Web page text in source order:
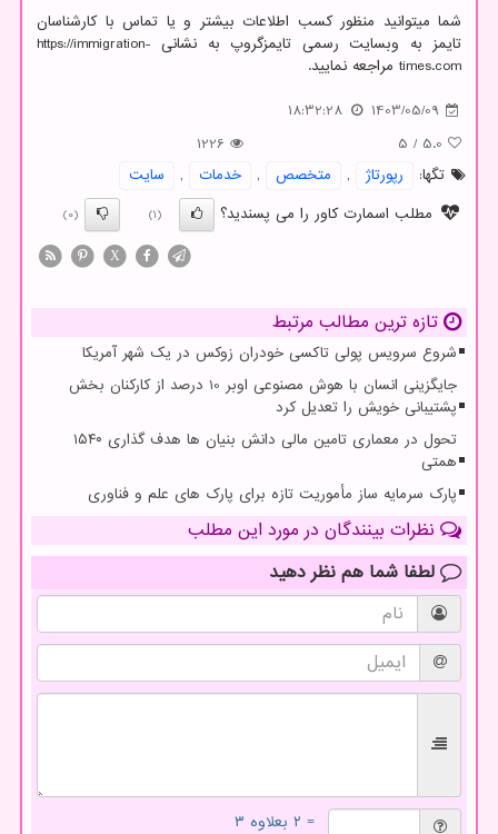
شما میتوانید منظور کسب اطلاعات بیشتر و یا تماس با کارشناسان
تایمز به وبسایت رسمی تایمزگروپ به نشانی https://immigration-
times.com مراجعه نمایید.
1403/05/09
18:32:28
5.0
/
5
1226
تگها:
رپورتاژ , متخصص , خدمات ,
سایت
مطلب اسمارت کاور را می پسندید؟
(1)
(0)
X
تازه ترین مطالب مرتبط
شروع سرویس پولی تاکسی خودران زوکس در یک شهر آمریکا
جایگزینی انسان با هوش مصنوعی اوبر 10 درصد از کارکنان بخش
پشتیبانی خویش را تعدیل کرد
تحول در معماری تامین مالی دانش بنیان ها هدف گذاری ۱۵۴۰
همتی
پارک سرمایه ساز مأموریت تازه برای پارک های علم و فناوری
نظرات بینندگان در مورد این مطلب
لطفا شما هم نظر دهید
= ۲ بعلاوه ۳